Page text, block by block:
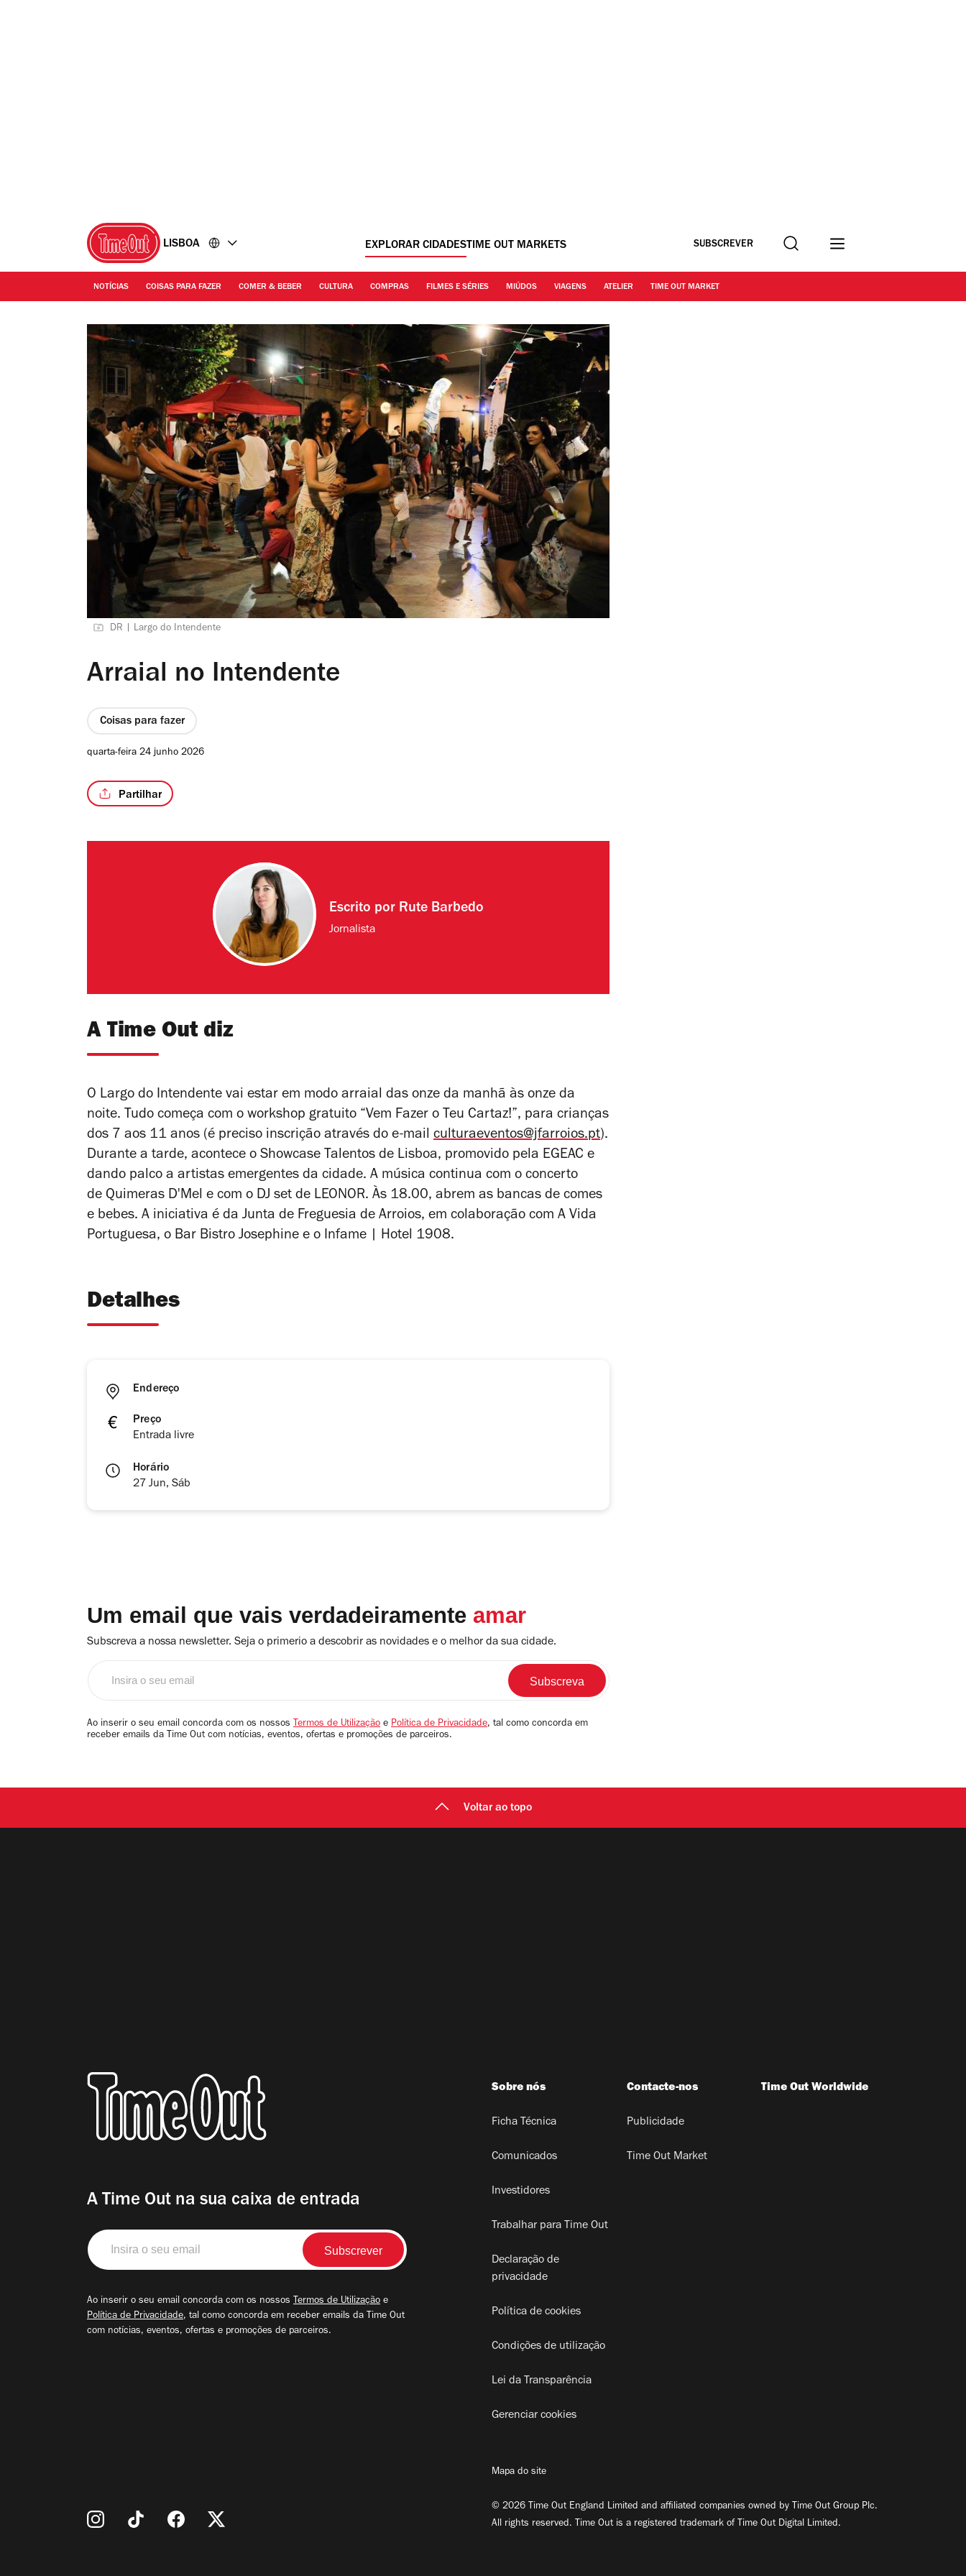
LISBOA EXPLORAR CIDADESTIME OUT MARKETS SUBSCREVER Procurar
NOTÍCIAS COISAS PARA FAZER COMER & BEBER CULTURA COMPRAS FILMES E SÉRIES MIÚDOS VIAGENS ATELIER TIME OUT MARKET
DR | Largo do Intendente
Arraial no Intendente
Coisas para fazer
quarta-feira 24 junho 2026
Partilhar
Escrito por Rute Barbedo
Jornalista
A Time Out diz
O Largo do Intendente vai estar em modo arraial das onze da manhã às onze da
noite. Tudo começa com o workshop gratuito “Vem Fazer o Teu Cartaz!”, para crianças
dos 7 aos 11 anos (é preciso inscrição através do e-mail culturaeventos@jfarroios.pt).
Durante a tarde, acontece o Showcase Talentos de Lisboa, promovido pela EGEAC e
dando palco a artistas emergentes da cidade. A música continua com o concerto
de Quimeras D'Mel e com o DJ set de LEONOR. Às 18.00, abrem as bancas de comes
e bebes. A iniciativa é da Junta de Freguesia de Arroios, em colaboração com A Vida
Portuguesa, o Bar Bistro Josephine e o Infame | Hotel 1908.
Detalhes
Endereço
Preço
Entrada livre
Horário
27 Jun, Sáb
Um email que vais verdadeiramente amar
Subscreva a nossa newsletter. Seja o primerio a descobrir as novidades e o melhor da sua cidade.
email
Ao inserir o seu email concorda com os nossos Termos de Utilização e Política de Privacidade, tal como concorda em
receber emails da Time Out com notícias, eventos, ofertas e promoções de parceiros.
Voltar ao topo
A Time Out na sua caixa de entrada
Insira
o
seu
Ao inserir o seu email concorda com os nossos Termos de Utilização e
Política de Privacidade, tal como concorda em receber emails da Time Out
com notícias, eventos, ofertas e promoções de parceiros.
Sobre nós
Ficha Técnica
Comunicados
Investidores
Trabalhar para Time Out
Declaração de
privacidade
Política de cookies
Condições de utilização
Lei da Transparência
Gerenciar cookies
Contacte-nos
Publicidade
Time Out Market
Time Out Worldwide
Mapa do site
© 2026 Time Out England Limited and affiliated companies owned by Time Out Group Plc.
All rights reserved. Time Out is a registered trademark of Time Out Digital Limited.